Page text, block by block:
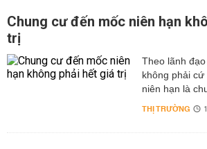
Chung cư đến mốc niên hạn
trị
Theo lãnh
không phải
niên hạn là
THỊ TRƯỜNG